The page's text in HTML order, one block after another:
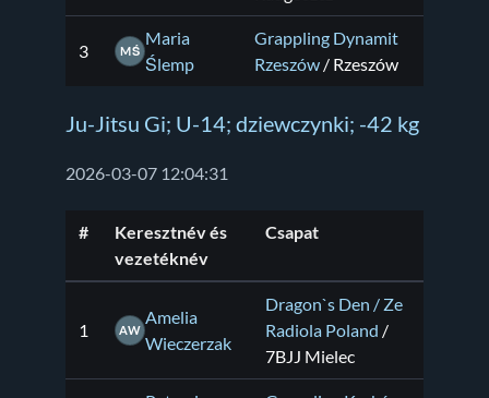
3 MŚ
Maria
Ślemp
Grappling Dynamit
Rzeszów / Rzeszów
Ju-Jitsu Gi; U-14; dziewczynki; -42 kg
2026-03-07 12:04:31
#
Keresztnév és
vezetéknév
Csapat
1 AW
Amelia
Wieczerzak
Dragon`s Den / Ze
Radiola Poland /
7BJJ Mielec